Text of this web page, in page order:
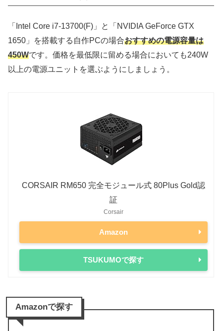
「Intel Core i7-13700(F)」と「NVIDIA GeForce GTX
1650」を搭載する自作PCの場合おすすめの電源容量は
450Wです。価格を最低限に留める場合においても240W
以上の電源ユニットを選ぶようにしましょう。
CORSAIR RM650 完全モジュール式 80Plus Gold認
証
Corsair
Amazon
TSUKUMOで探す
Amazonで探す